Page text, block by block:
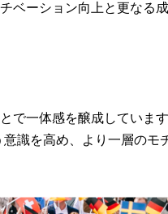
ベーション向上と更なる
で一体感を醸成していま
識を高め、より一層のモ